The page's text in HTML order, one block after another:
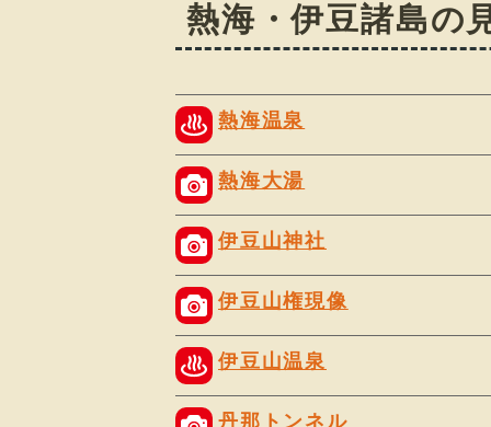
熱海・伊豆諸島の
熱海温泉
熱海大湯
伊豆山神社
伊豆山権現像
伊豆山温泉
丹那トンネル